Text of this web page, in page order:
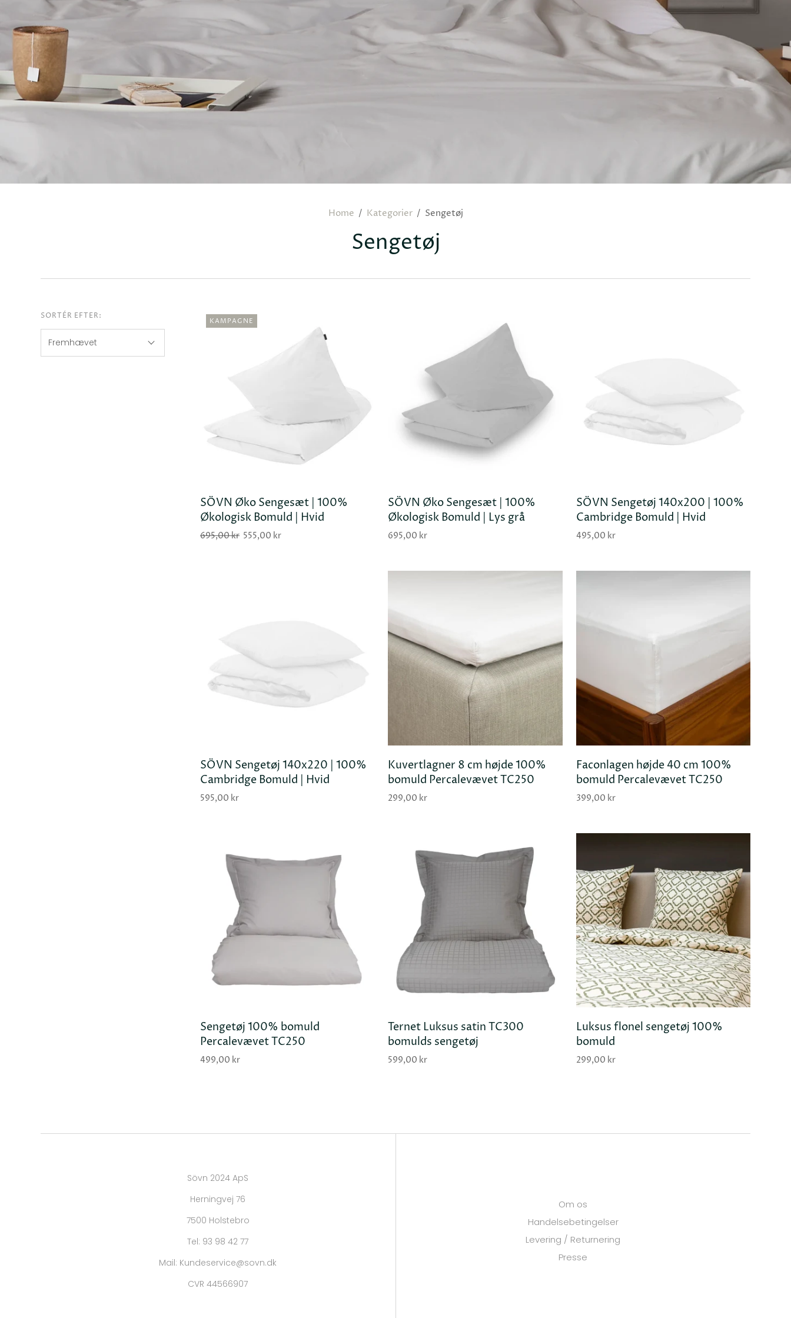
Økologisk Bomuld
Home / Kategorier / Sengetøj
Sengetøj
TILFØJ KURV
KAMPAGNE
SÖVN Øko Sengesæt | 100%
Økologisk Bomuld | Hvid
695,00 kr 555,00 kr
TILFØJ KURV
SÖVN Øko Sengesæt | 100%
Økologisk Bomuld | Lys grå
695,00 kr
TILFØJ KURV
SÖVN Sengetøj 140x200 | 100%
Cambridge Bomuld | Hvid
495,00 kr
TILFØJ KURV
SÖVN Sengetøj 140x220 | 100%
Cambridge Bomuld | Hvid
595,00 kr
TILFØJ KURV
Kuvertlagner 8 cm højde 100%
bomuld Percalevævet TC250
299,00 kr
TILFØJ KURV
Faconlagen højde 40 cm 100%
bomuld Percalevævet TC250
399,00 kr
TILFØJ KURV
Sengetøj 100% bomuld
Percalevævet TC250
499,00 kr
TILFØJ KURV
Ternet Luksus satin TC300
bomulds sengetøj
599,00 kr
TILFØJ KURV
Luksus flonel sengetøj 100%
bomuld
299,00 kr
SORTÉR EFTER:
Sövn 2024 ApS
Herningvej 76
7500 Holstebro
Tel: 93 98 42 77
Mail: Kundeservice@sovn.dk
CVR 44566907
Om os
Handelsebetingelser
Levering / Returnering
Presse